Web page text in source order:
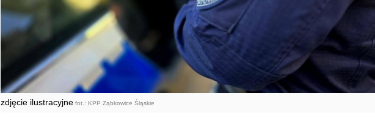
zdjęcie ilustracyjne fot.: KPP Ząbkowice Śląskie